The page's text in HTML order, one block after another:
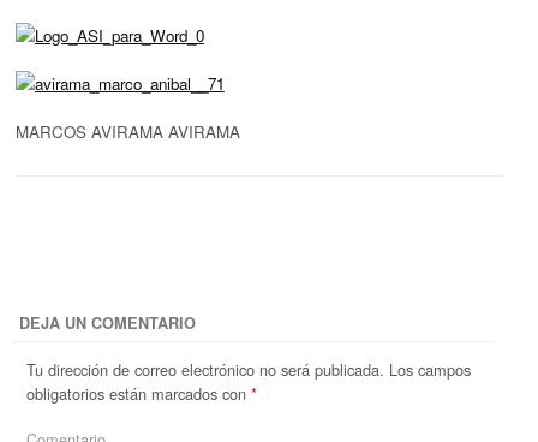
MARCOS AVIRAMA AVIRAMA
DEJA UN COMENTARIO
Tu dirección de correo electrónico no será publicada. Los campos
obligatorios están marcados con*